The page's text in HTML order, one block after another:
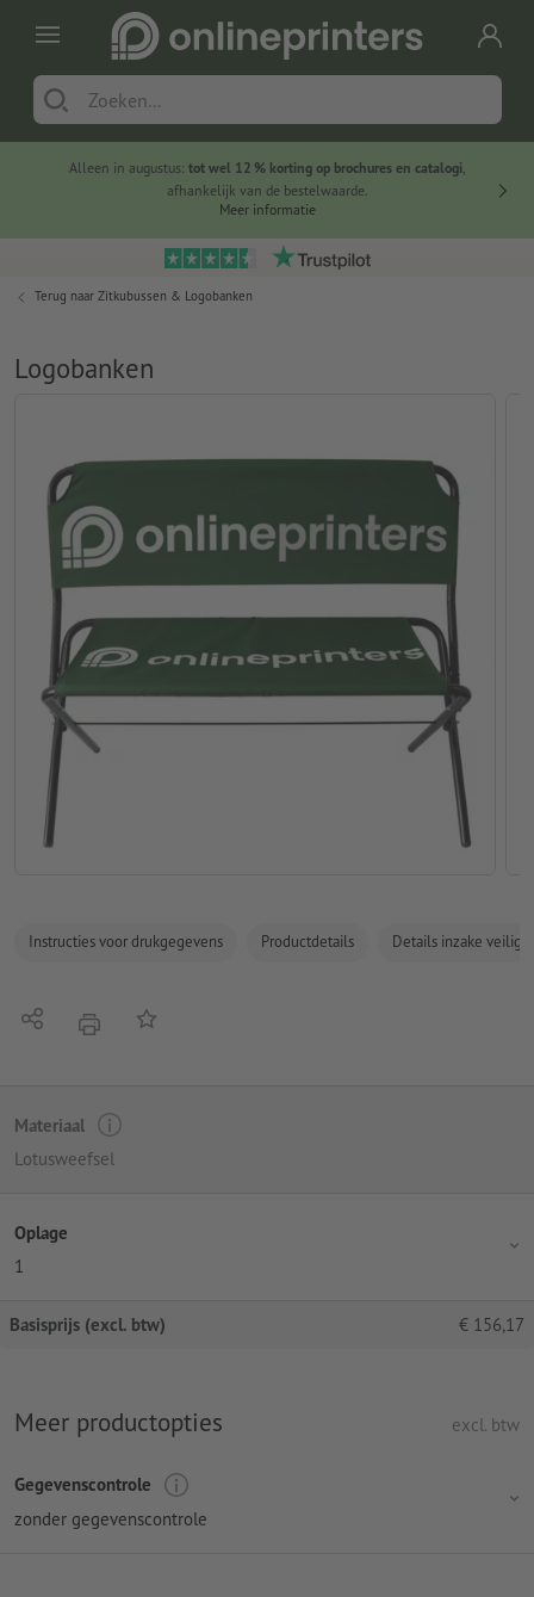
Alleen in augustus: tot wel 12 % korting op brochures en catalogi,
afhankelijk van de bestelwaarde.
Meer informatie
Terug naar Zitkubussen & Logobanken
Logobanken
Instructies voor drukgegevens Productdetails Details inzake
Delen afdrukkenOp de lijst
Materiaal
Lotusweefsel
Oplage
1
Basisprijs (excl. btw) € 156,17
Meer productopties excl. btw
Gegevenscontrole
zonder gegevenscontrole